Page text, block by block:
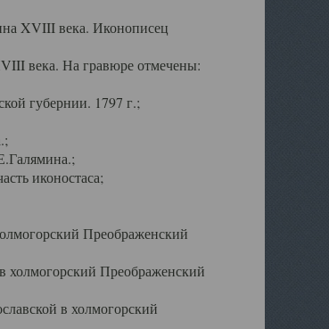
XVIII века. Иконописец
века. На гравюре отмечены:
губернии. 1797 г.;
иконостаса;
Преображенский
Преображенский
в холмогорский